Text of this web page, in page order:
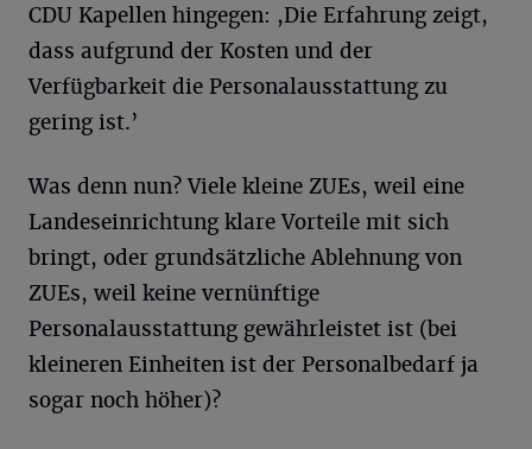
CDU Kapellen hingegen: ,Die Erfahrung zeigt,
dass aufgrund der Kosten und der
Verfügbarkeit die Personalausstattung zu
gering ist.’
Was denn nun? Viele kleine ZUEs, weil eine
Landeseinrichtung klare Vorteile mit sich
bringt, oder grundsätzliche Ablehnung von
ZUEs, weil keine vernünftige
Personalausstattung gewährleistet ist (bei
kleineren Einheiten ist der Personalbedarf ja
sogar noch höher)?